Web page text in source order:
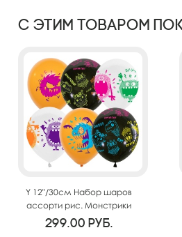
С этим товаром
Y 12"/30см Набор шаров
ассорти рис. Монстрики
25шт
299.00 руб.